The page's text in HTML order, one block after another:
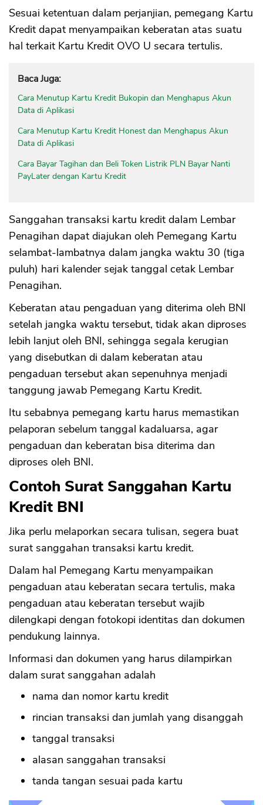
Sesuai ketentuan dalam perjanjian, pemegang Kartu
Kredit dapat menyampaikan keberatan atas suatu
hal terkait Kartu Kredit OVO U secara tertulis.
Baca Juga:
Cara Menutup Kartu Kredit Bukopin dan Menghapus Akun
Data di Aplikasi
Cara Menutup Kartu Kredit Honest dan Menghapus Akun
Data di Aplikasi
Cara Bayar Tagihan dan Beli Token Listrik PLN Bayar Nanti
PayLater dengan Kartu Kredit
Sanggahan transaksi kartu kredit dalam Lembar
Penagihan dapat diajukan oleh Pemegang Kartu
selambat-lambatnya dalam jangka waktu 30 (tiga
puluh) hari kalender sejak tanggal cetak Lembar
Penagihan.
Keberatan atau pengaduan yang diterima oleh BNI
setelah jangka waktu tersebut, tidak akan diproses
lebih lanjut oleh BNI, sehingga segala kerugian
yang disebutkan di dalam keberatan atau
pengaduan tersebut akan sepenuhnya menjadi
tanggung jawab Pemegang Kartu Kredit.
Itu sebabnya pemegang kartu harus memastikan
pelaporan sebelum tanggal kadaluarsa, agar
pengaduan dan keberatan bisa diterima dan
diproses oleh BNI.
Contoh Surat Sanggahan Kartu
Kredit BNI
Jika perlu melaporkan secara tulisan, segera buat
surat sanggahan transaksi kartu kredit.
Dalam hal Pemegang Kartu menyampaikan
pengaduan atau keberatan secara tertulis, maka
pengaduan atau keberatan tersebut wajib
dilengkapi dengan fotokopi identitas dan dokumen
pendukung lainnya.
Informasi dan dokumen yang harus dilampirkan
dalam surat sanggahan adalah
nama dan nomor kartu kredit
rincian transaksi dan jumlah yang disanggah
tanggal transaksi
alasan sanggahan transaksi
tanda tangan sesuai pada kartu